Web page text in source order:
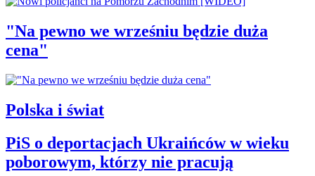
"Na pewno we wrześniu będzie duża
cena"
Polska i świat
PiS o deportacjach Ukraińców w wieku
poborowym, którzy nie pracują